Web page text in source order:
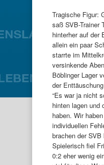
Tragische Figur:
saß SVB-Trainer
hinterher auf der
allein ein paar
starrte im
versinkende
Böblinger Lager
der
“Es war ja nicht
hinten lagen und
haben. Wir
individuellen
brachen der
Spielerisch fiel
0:2 eher wenig